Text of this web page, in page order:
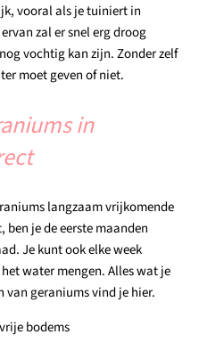
vooral als je tuiniert in
zal er snel erg droog
vochtig kan zijn. Zonder zelf
moet geven of niet.
in
langzaam vrijkomende
je de eerste maanden
Je kunt ook elke week
water mengen. Alles wat je
van geraniums vind je hier.
bodems